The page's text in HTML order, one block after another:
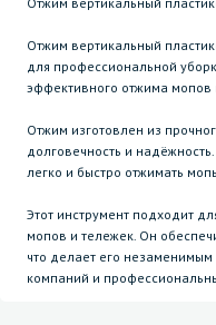
Отжим вертикальный
для профессиональной
эффективного отжима мопов
Отжим изготовлен из
долговечность и
легко и быстро отжимать
Этот инструмент подходит
мопов и тележек. Он
что делает его
компаний и